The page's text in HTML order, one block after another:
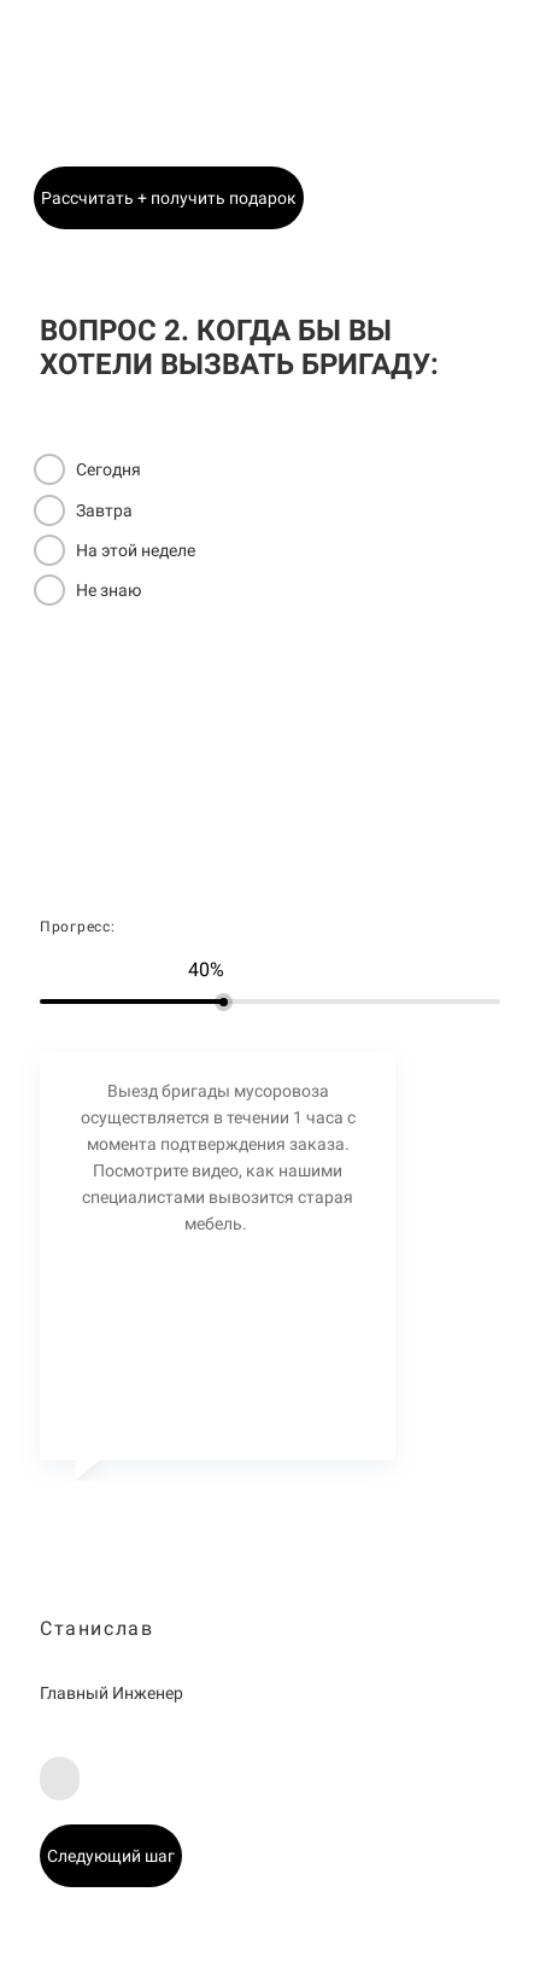
Рассчитать + получить подарок
ВОПРОС 2. КОГДА БЫ ВЫ
ХОТЕЛИ ВЫЗВАТЬ БРИГАДУ:
Сегодня
Завтра
На этой неделе
Не знаю
Прогресс:
40%
Выезд бригады мусоровоза
осуществляется в течении 1 часа с
момента подтверждения заказа.
Посмотрите видео, как нашими
специалистами вывозится старая
мебель.
Станислав
Главный Инженер
Следующий шаг